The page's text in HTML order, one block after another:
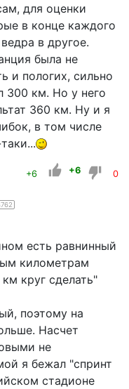
для оценки
в конце каждого
в другое.
была не
и пологих, сильно
300 км. Но у него
360 км. Ну и я
в том числе
+6 +6 0
есть равнинный
километрам
круг сделать"
поэтому на
Насчет
не
я бежал "спринт
стадионе